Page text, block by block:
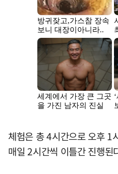
체험은 총 4시간으로 오후
매일 2시간씩 이틀간 진행된